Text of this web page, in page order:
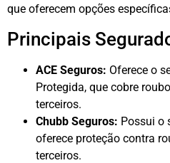
que oferecem opções
Principais
ACE Seguros: Oferece o
Protegida, que cobre
terceiros.
Chubb Seguros: Possui o
oferece proteção contra
terceiros.